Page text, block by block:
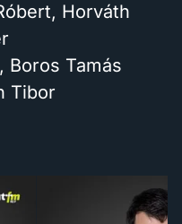
Horváth
Boros Tamás
Tibor